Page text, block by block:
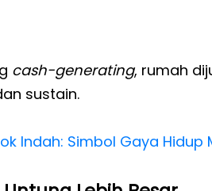
cash-generating, rumah
sustain.
Indah: Simbol Gaya